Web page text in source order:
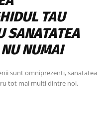
TAU
SANATATEA
NUMAI
sunt omniprezenti, sanatatea
tot mai multi dintre noi.